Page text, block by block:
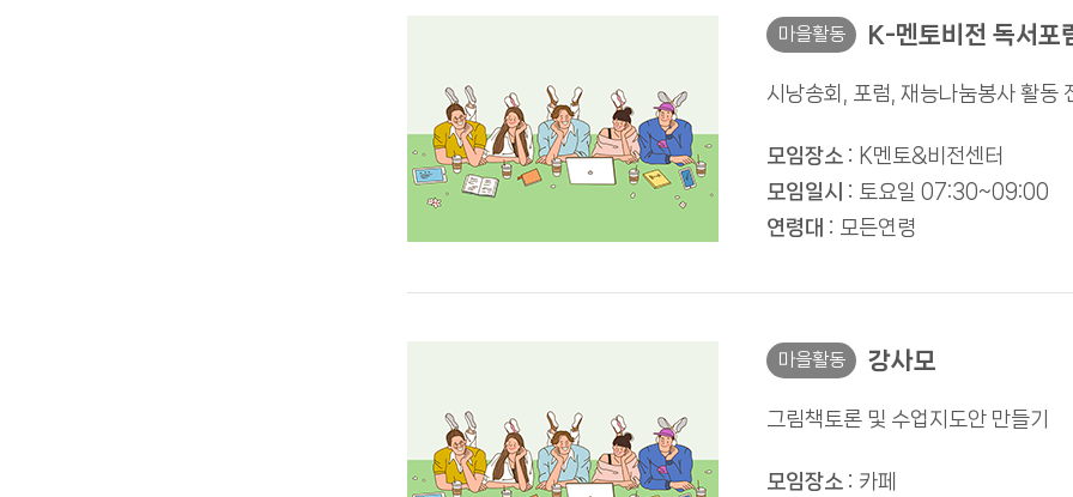
마을활동 K-멘토비전 독서포
시낭송회, 포럼, 재능나눔봉사 활동
모임장소 : K멘토&비전센터
모임일시 : 토요일 07:30~09:00
연령대 : 모든연령
마을활동 강사모
그림책토론 및 수업지도안 만들기
모임장소 : 카페